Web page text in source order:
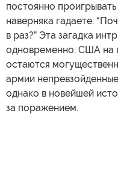
постоянно
наверняка гадаете:
в раз?” Эта загадка
одновременно: США на
остаются
армии
однако в новейшей
за поражением.